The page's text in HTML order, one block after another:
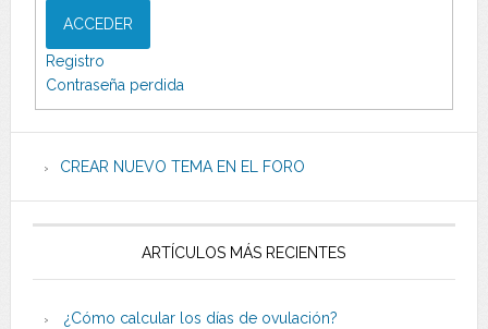
ACCEDER
Registro
Contraseña perdida
CREAR NUEVO TEMA EN EL FORO
ARTÍCULOS MÁS RECIENTES
¿Cómo calcular los días de ovulación?